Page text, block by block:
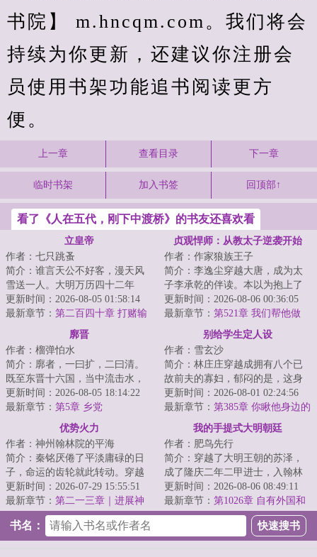
书院】 m.hncqm.com。我们将会
持续为你更新，还建议你注册会
员使用书架功能追书阅读更方
便。
上一章 查看目录 下一章
临时书架 加入书签 回顶部↑
看了《人在五代，刚下中渡桥》的书友还喜欢看
立皇帝
作者：七只跳蚤
简介：谁言天公不好客，漫天风
雪送一人。大明万历四十二年
冬，一道身影跨过宫门迎着漫天
风雪走进了落日余...
更新时间：2026-08-05 01:58:14
最新章节： 第二百四十章 打赌输
贞观悍师：从教太子逆袭开始
作者：作家狼族王子
简介：李逸尘穿越大唐，成为太
子李承乾的伴读。本以为抱上了
未来皇帝的大腿，却惊恐发现一
年后，太子谋造...
更新时间：2026-08-06 00:36:05
最新章节： 第521章 我们帮他做
事，图什么？
廓晋
作者：榴弹怕水
简介：廓者，一曰扩，二曰清。
既至东晋十六国，当中流击水，
矢志北伐，先驱中原五胡，再扫
朝堂士族门阀。...
更新时间：2026-08-05 18:14:22
最新章节： 第5章 乡党
别给学生定人设
作者：雪玄沙
简介：林庄庄穿越成拥有八个已
故前夫的寡妇，郁闷的是，这身
份还是她自己设定的！不仅如
此，她的学生们也...
更新时间：2026-08-01 02:24:56
最新章节： 第385章 你瞅他身边的
娘娘，饿的都成竹竿了
优势火力
作者：神州翰林院的平海
简介：秦铭厌倦了平淡庸碌的日
子，命运的齿轮就此转动。穿越
后他才发现，这里战火肆虐，孤
注一掷的多国联...
更新时间：2026-07-29 15:55:51
最新章节： 第二一三章｜进展神
我的手提式大明朝廷
作者：肥鸟先行
简介：穿越了大明王朝的苏泽，
成了隆庆二年二甲进士，入翰林
院庶吉士。好消息，不用卷科举
了，穿越就是科...
更新时间：2026-08-06 08:49:11
最新章节： 第1026章 自有外国和
尚为大明念经
书名：